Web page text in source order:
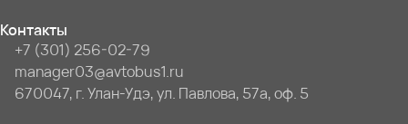
Контакты
+7 (301) 256-02-79
manager03@avtobus1.ru
670047, г. Улан-Удэ, ул. Павлова, 57а, оф. 5